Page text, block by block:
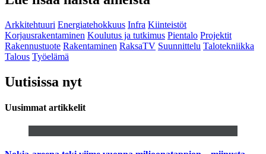
Arkkitehtuuri Energiatehokkuus Infra Kiinteistöt
Korjausrakentaminen Koulutus ja tutkimus Pientalo Projektit
Rakennustuote Rakentaminen RaksaTV Suunnittelu Talotekniikka
Talous Työelämä
Uutisissa nyt
Uusimmat artikkelit